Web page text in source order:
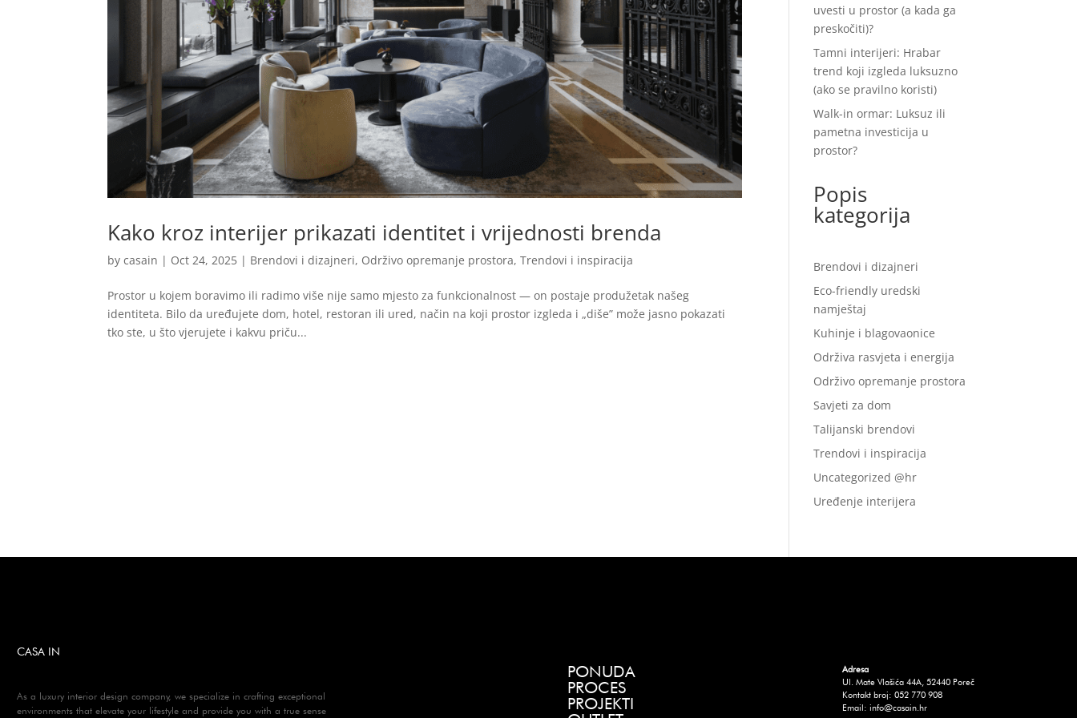
Kako kroz interijer prikazati identitet i vrijednosti brenda
bycasain | Oct 24, 2025 | Brendovi i dizajneri, Održivo opremanje prostora,Trendovi i inspiracija
Prostor u kojem boravimo ili radimo više nije samo mjesto za funkcionalnost — on postaje produžetak našeg
identiteta. Bilo da uređujete dom, hotel, restoran ili ured, način na koji prostor izgleda i „diše” može jasno pokazati
tko ste, u što vjerujete i kakvu priču...
uvesti u prostor (a kada ga
preskočiti)?
Tamni interijeri: Hrabar
trend koji izgleda luksuzno
(ako se pravilno koristi)
Walk-in ormar: Luksuz ili
pametna investicija u
prostor?
Popis
kategorija
Brendovi i dizajneri
Eco-friendly uredski
namještaj
Kuhinje i blagovaonice
Održiva rasvjeta i energija
Održivo opremanje prostora
Savjeti za dom
Talijanski brendovi
Trendovi i inspiracija
Uncategorized @hr
Uređenje interijera
CASA IN
As a luxury interior design company, we specialize in crafting exceptional
environments that elevate your lifestyle and provide you with a true sense
PONUDA
PROCES
PROJEKTI
Adresa
Ul. Mate Vlašića 44A, 52440 Poreč
Kontakt broj: 052 770 908
Email: info@casain.hr